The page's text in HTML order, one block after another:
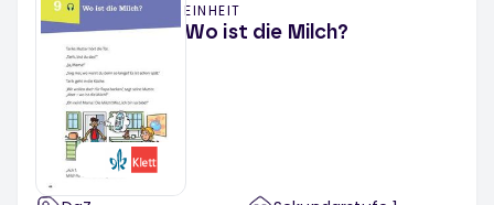
EINHEIT
Wo ist die Milch?